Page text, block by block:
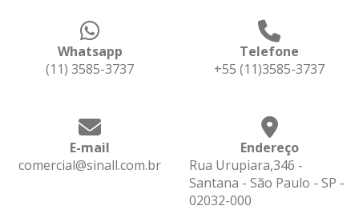
Whatsapp
(11) 3585-3737
Telefone
+55 (11)3585-3737
E-mail
comercial@sinall.com.br
Endereço
Rua Urupiara,346 -
Santana - São Paulo - SP -
02032-000